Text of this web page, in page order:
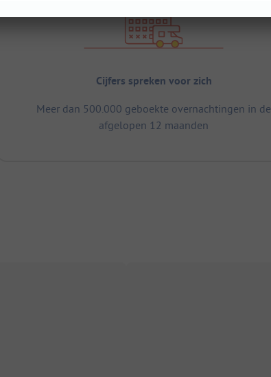
Cijfers spreken voor zich
Meer dan 500.000 geboekte overnachtingen in de
afgelopen 12 maanden